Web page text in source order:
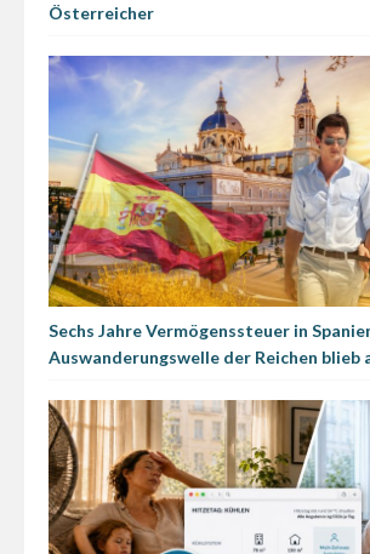
Österreicher
Sechs Jahre Vermögenssteuer in
Auswanderungswelle der Reichen blieb